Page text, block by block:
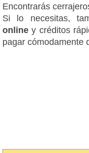
Encontrarás
Si lo necesitas,
onliney créditos
pagar cómodamente